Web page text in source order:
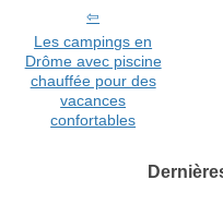
Les campings en
Drôme avec piscine
chauffée pour des
vacances
confortables